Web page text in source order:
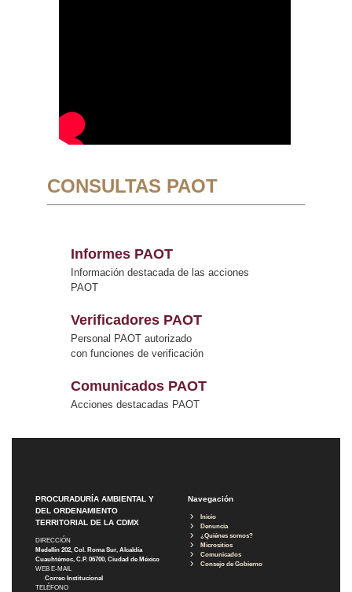
CONSULTAS PAOT
Informes PAOT
Información destacada de las acciones
PAOT
Verificadores PAOT
Personal PAOT autorizado
con funciones de verificación
Comunicados PAOT
Acciones destacadas PAOT
PROCURADURÍA AMBIENTAL Y
DEL ORDENAMIENTO
TERRITORIAL DE LA CDMX
DIRECCIÓN
Medellín 202, Col. Roma Sur, Alcaldía
Cuauhtémoc, C.P. 06700, Ciudad de México
WEB E-MAIL
Correo Institucional
TELÉFONO
Navegación
Inicio
Denuncia
¿Quiénes somos?
Micrositios
Comunicados
Consejo de Gobierno